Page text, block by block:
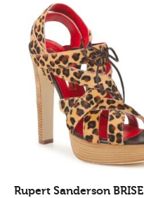
Rupert Sanderson BRISE